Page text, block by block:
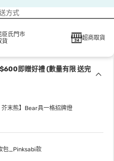
方式
臣氏門市
貨
超商取貨
即贈好禮 (數量有限 送完
末熊】Bear具一格招牌燈
包_Pinksabi款